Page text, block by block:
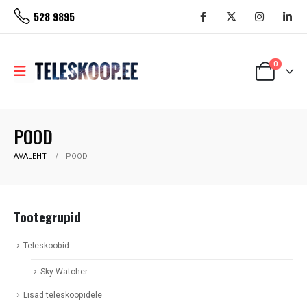
528 9895
0
POOD
AVALEHT POOD
Tootegrupid
Teleskoobid
Sky-Watcher
Lisad teleskoopidele